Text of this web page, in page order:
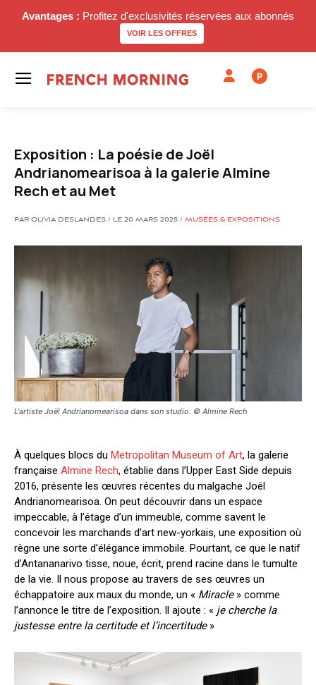
Avantages : Profitez d'exclusivités réservées aux abonnés
VOIR LES OFFRES
P
Exposition : La poésie de Joël
Andrianomearisoa à la galerie Almine
Rech et au Met
PAR OLIVIA DESLANDES / LE 20 MARS 2025 / MUSÉES & EXPOSITIONS
L'artiste Joël Andrianomearisoa dans son studio. © Almine Rech
À quelques blocs du Metropolitan Museum of Art, la galerie
française Almine Rech, établie dans l’Upper East Side depuis
2016, présente les œuvres récentes du malgache Joël
Andrianomearisoa. On peut découvrir dans un espace
impeccable, à l’étage d’un immeuble, comme savent le
concevoir les marchands d’art new-yorkais, une exposition où
règne une sorte d’élégance immobile. Pourtant, ce que le natif
d’Antananarivo tisse, noue, écrit, prend racine dans le tumulte
de la vie. Il nous propose au travers de ses œuvres un
échappatoire aux maux du monde, un « Miracle» comme
l’annonce le titre de l’exposition. Il ajoute : « je cherche la
justesse entre la certitude et l’incertitude»